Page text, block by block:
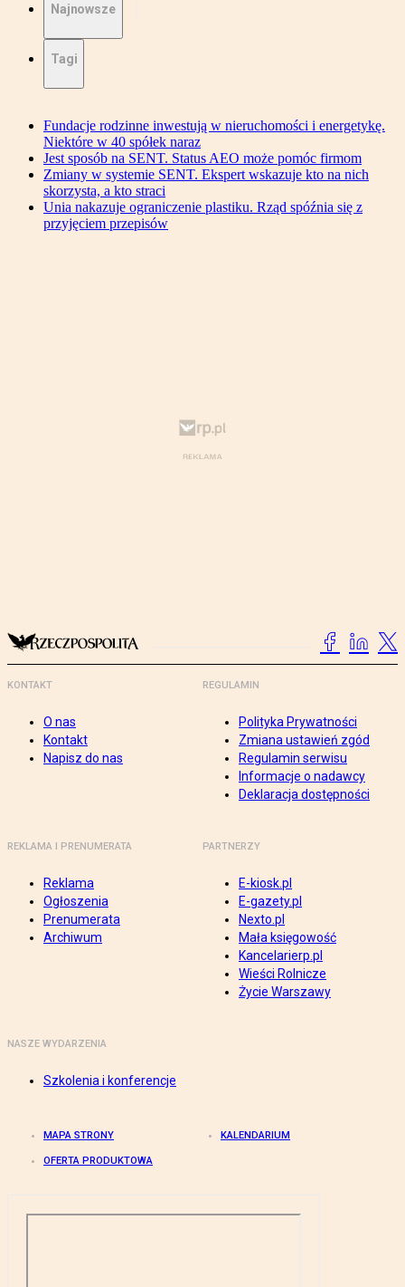
Najnowsze
Tagi
Fundacje rodzinne inwestują w nieruchomości i energetykę.
Niektóre w 40 spółek naraz
Jest sposób na SENT. Status AEO może pomóc firmom
Zmiany w systemie SENT. Ekspert wskazuje kto na nich
skorzysta, a kto straci
Unia nakazuje ograniczenie plastiku. Rząd spóźnia się z
przyjęciem przepisów
KONTAKT
O nas
Kontakt
Napisz do nas
REGULAMIN
Polityka Prywatności
Zmiana ustawień zgód
Regulamin serwisu
Informacje o nadawcy
Deklaracja dostępności
REKLAMA I PRENUMERATA
Reklama
Ogłoszenia
Prenumerata
Archiwum
PARTNERZY
E-kiosk.pl
E-gazety.pl
Nexto.pl
Mała księgowość
Kancelarierp.pl
Wieści Rolnicze
Życie Warszawy
NASZE WYDARZENIA
Szkolenia i konferencje
MAPA STRONY KALENDARIUM
OFERTA PRODUKTOWA